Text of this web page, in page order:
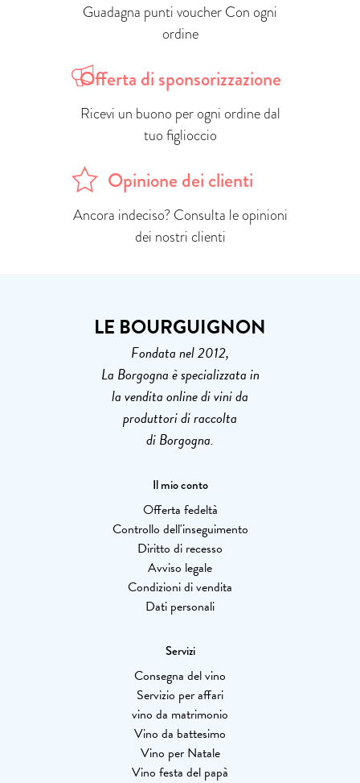
Guadagna punti voucher Con ogni
ordine
Offerta di sponsorizzazione
Ricevi un buono per ogni ordine dal
tuo figlioccio
Opinione dei clienti
Ancora indeciso? Consulta le opinioni
dei nostri clienti
LE BOURGUIGNON
Fondata nel 2012,
La Borgogna è specializzata in
la vendita online di vini da
produttori di raccolta
di Borgogna.
Il mio conto
Offerta fedeltà
Controllo dell'inseguimento
Diritto di recesso
Avviso legale
Condizioni di vendita
Dati personali
Servizi
Consegna del vino
Servizio per affari
vino da matrimonio
Vino da battesimo
Vino per Natale
Vino festa del papà